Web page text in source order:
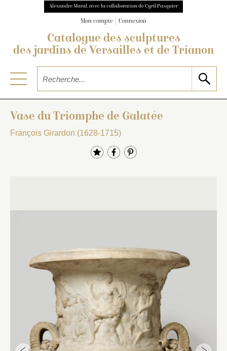
Alexandre Maral, avec la collaboration de Cyril Pasquier
Mon compte Connexion
Catalogue des sculptures
des jardins de Versailles et de Trianon
Vase du Triomphe de Galatée
François Girardon (1628-1715)